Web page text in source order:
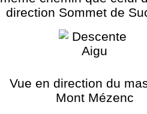
direction Sommet de
Vue en direction du
Mont Mézenc